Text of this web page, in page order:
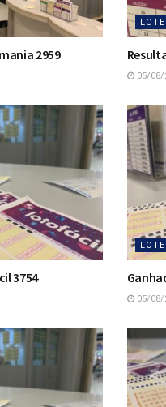
2959
05/08/
3754
05/08/